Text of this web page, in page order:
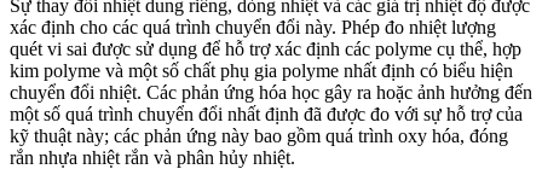
Sự thay đổi nhiệt dung riêng, dòng nhiệt và các giá trị nhiệt độ được
xác định cho các quá trình chuyển đổi này. Phép đo nhiệt lượng
quét vi sai được sử dụng để hỗ trợ xác định các polyme cụ thể, hợp
kim polyme và một số chất phụ gia polyme nhất định có biểu hiện
chuyển đổi nhiệt. Các phản ứng hóa học gây ra hoặc ảnh hưởng đến
một số quá trình chuyển đổi nhất định đã được đo với sự hỗ trợ của
kỹ thuật này; các phản ứng này bao gồm quá trình oxy hóa, đóng
rắn nhựa nhiệt rắn và phân hủy nhiệt.